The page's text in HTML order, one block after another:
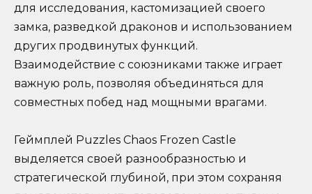
для исследования, кастомизацией своего
замка, разведкой драконов и использованием
других продвинутых функций.
Взаимодействие с союзниками также играет
важную роль, позволяя объединяться для
совместных побед над мощными врагами.
Геймплей Puzzles Chaos Frozen Castle
выделяется своей разнообразностью и
стратегической глубиной, при этом сохраняя